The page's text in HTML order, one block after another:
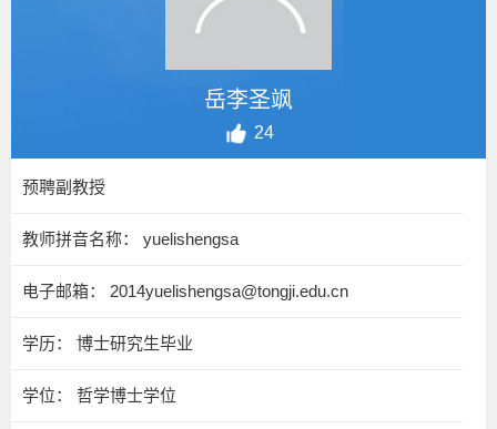
岳李圣飒
24
预聘副教授
教师拼音名称： yuelishengsa
电子邮箱： 2014yuelishengsa@tongji.edu.cn
学历： 博士研究生毕业
学位： 哲学博士学位